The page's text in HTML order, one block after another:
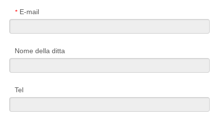
* E-mail
Nome della ditta
Tel